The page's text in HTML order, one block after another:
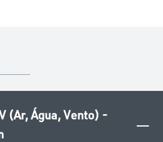
(Ar, Água, Vento) -
–